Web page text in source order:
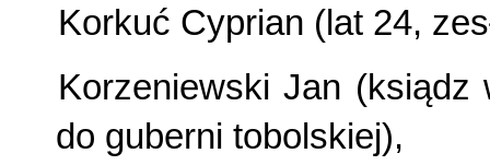
Korkuć Cyprian (lat 24,
Korzeniewski Jan (ksiądz
do guberni tobolskiej),